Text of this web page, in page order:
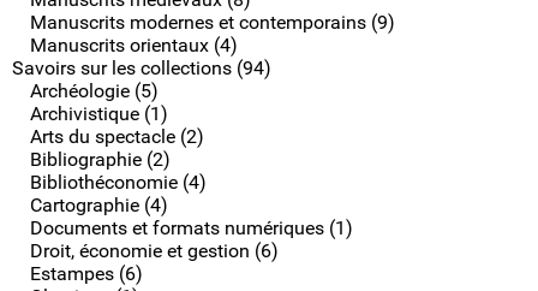
Manuscrits modernes et contemporains (9)
Manuscrits orientaux (4)
Savoirs sur les collections (94)
Archéologie (5)
Archivistique (1)
Arts du spectacle (2)
Bibliographie (2)
Bibliothéconomie (4)
Cartographie (4)
Documents et formats numériques (1)
Droit, économie et gestion (6)
Estampes (6)